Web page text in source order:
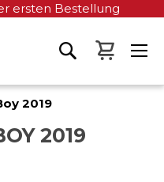
ersten Bestellung
Mein
2019
2019